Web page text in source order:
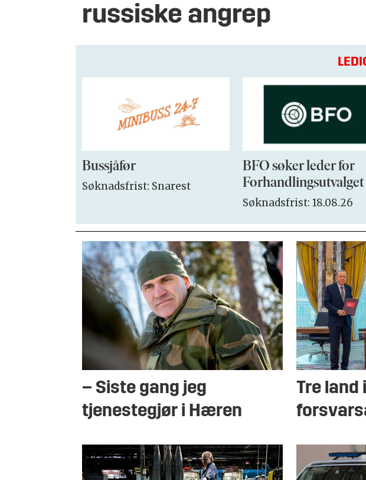
russiske angrep
Bussjåfør
Søknadsfrist: Snarest
BFO søker leder for
Forhandlingsutvalget
Søknadsfrist: 18.08.26
– Siste gang jeg
tjenestegjør i Hæren
Tre land